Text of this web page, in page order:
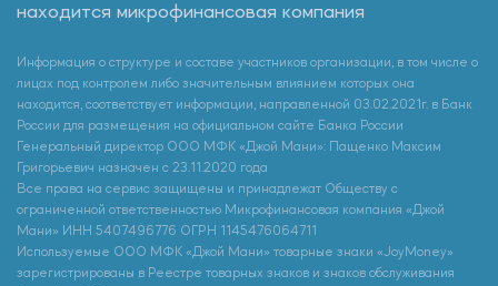
находится микрофинансовая компания
Информация о структуре и составе участников организации, в том числе о
лицах под контролем либо значительным влиянием которых она
находится, соответствует информации, направленной 03.02.2021г. в Банк
России для размещения на официальном сайте Банка России
Генеральный директор ООО МФК «Джой Мани»: Пащенко Максим
Григорьевич назначен с 23.11.2020 года
Все права на сервис защищены и принадлежат Обществу с
ограниченной ответственностью Микрофинансовая компания «Джой
Мани» ИНН 5407496776 ОГРН 1145476064711
Используемые ООО МФК «Джой Мани» товарные знаки «JoyMoney»
зарегистрированы в Реестре товарных знаков и знаков обслуживания